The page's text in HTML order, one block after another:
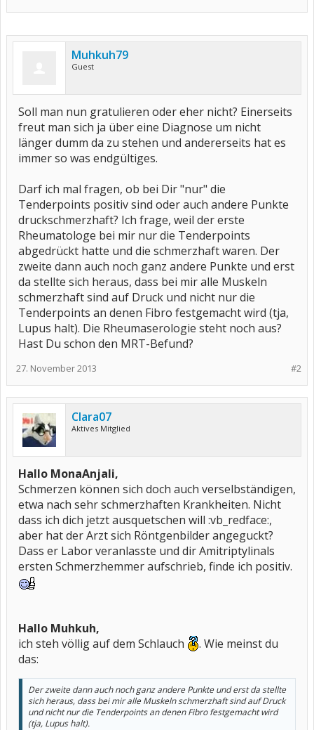
Muhkuh79
Guest
Soll man nun gratulieren oder eher nicht? Einerseits
freut man sich ja über eine Diagnose um nicht
länger dumm da zu stehen und andererseits hat es
immer so was endgültiges.
Darf ich mal fragen, ob bei Dir "nur" die
Tenderpoints positiv sind oder auch andere Punkte
druckschmerzhaft? Ich frage, weil der erste
Rheumatologe bei mir nur die Tenderpoints
abgedrückt hatte und die schmerzhaft waren. Der
zweite dann auch noch ganz andere Punkte und erst
da stellte sich heraus, dass bei mir alle Muskeln
schmerzhaft sind auf Druck und nicht nur die
Tenderpoints an denen Fibro festgemacht wird (tja,
Lupus halt). Die Rheumaserologie steht noch aus?
Hast Du schon den MRT-Befund?
#2
27. November 2013
Clara07
Aktives Mitglied
Hallo MonaAnjali,
Schmerzen können sich doch auch verselbständigen,
etwa nach sehr schmerzhaften Krankheiten. Nicht
dass ich dich jetzt ausquetschen will :vb_redface:,
aber hat der Arzt sich Röntgenbilder angeguckt?
Dass er Labor veranlasste und dir Amitriptylinals
ersten Schmerzhemmer aufschrieb, finde ich positiv.
Hallo Muhkuh,
ich steh völlig auf dem Schlauch
. Wie meinst du
das:
Der zweite dann auch noch ganz andere Punkte und erst da stellte
sich heraus, dass bei mir alle Muskeln schmerzhaft sind auf Druck
und nicht nur die Tenderpoints an denen Fibro festgemacht wird
(tja, Lupus halt).